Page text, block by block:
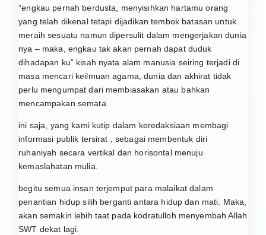
“engkau pernah berdusta, menyisihkan hartamu orang
yang telah dikenal tetapi dijadikan tembok batasan untuk
meraih sesuatu namun dipersulit dalam mengerjakan dunia
nya – maka, engkau tak akan pernah dapat duduk
dihadapan ku” kisah nyata alam manusia seiring terjadi di
masa mencari keilmuan agama, dunia dan akhirat tidak
perlu mengumpat dari membiasakan atau bahkan
mencampakan semata.
ini saja, yang kami kutip dalam keredaksiaan membagi
informasi publik tersirat , sebagai membentuk diri
ruhaniyah secara vertikal dan horisontal menuju
kemaslahatan mulia.
begitu semua insan terjemput para malaikat dalam
penantian hidup silih berganti antara hidup dan mati. Maka,
akan semakin lebih taat pada kodratulloh menyembah Allah
SWT dekat lagi.